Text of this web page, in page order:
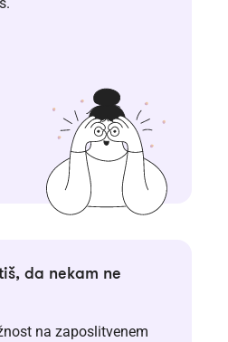
da nekam ne
na zaposlitvenem